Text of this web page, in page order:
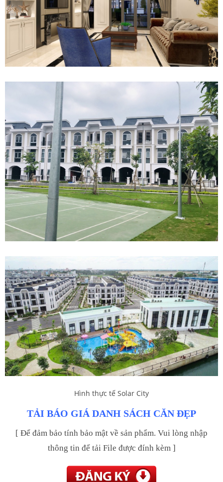
Hình thực tế Solar City
TẢI BÁO GIÁ DANH SÁCH CĂN ĐẸP
[ Để đảm bảo tính bảo mật về sản phẩm. Vui lòng nhập
thông tin để tải File được đính kèm ]